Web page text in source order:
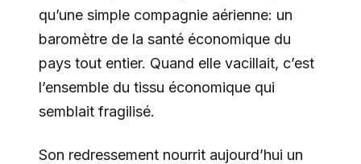
qu’une simple compagnie aérienne: un
baromètre de la santé économique du
pays tout entier. Quand elle vacillait, c’est
l’ensemble du tissu économique qui
semblait fragilisé.
Son redressement nourrit aujourd’hui un